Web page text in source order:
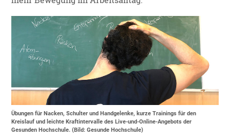
Übungen für Nacken, Schulter und Handgelenke, kurze Trainings für den
Kreislauf und leichte Kraftintervalle des Live-und-Online-Angebots der
Gesunden Hochschule. (Bild: Gesunde Hochschule)